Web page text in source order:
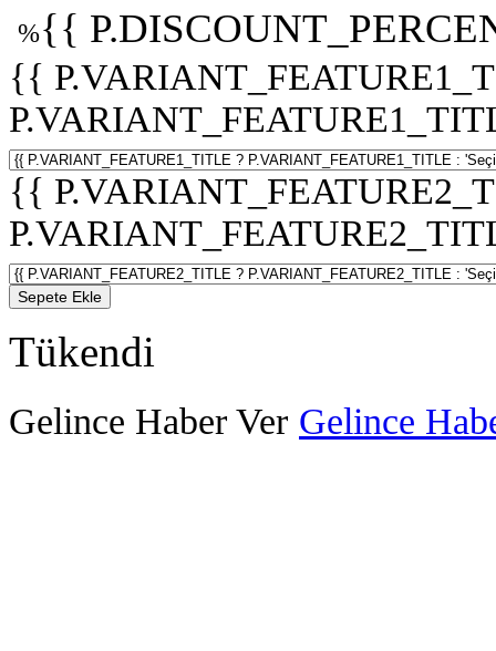
%{{
{{
{{
Sepete Ekle
Tükendi
Gelince Haber Ver Gelince